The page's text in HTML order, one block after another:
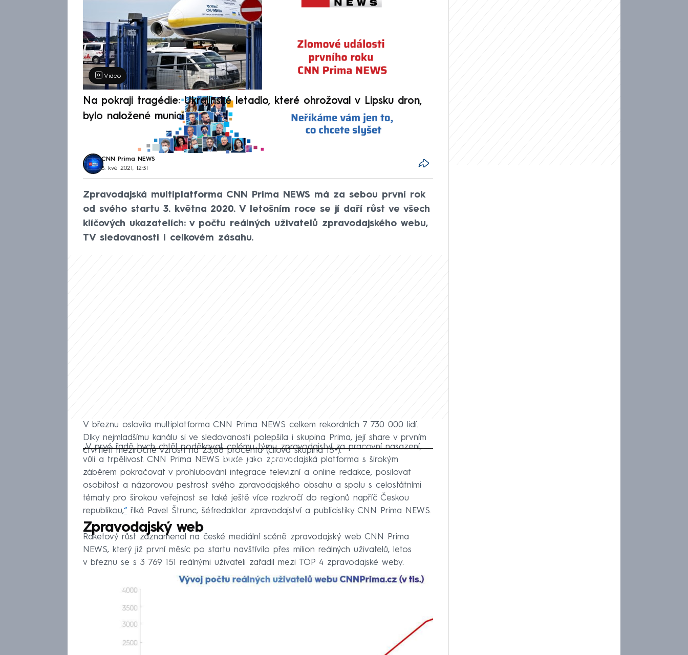
Video
Na pokraji tragédie: Ukrajinské letadlo, které ohrožoval v Lipsku dron,
bylo naložené municí
CNN Prima NEWS
3. kvě 2021, 12:31
Zpravodajská multiplatforma CNN Prima NEWS má za sebou první rok
od svého startu 3. května 2020. V letošním roce se jí daří růst ve všech
klíčových ukazatelích: v počtu reálných uživatelů zpravodajského webu,
TV sledovanosti i celkovém zásahu.
V březnu oslovila multiplatforma CNN Prima NEWS celkem rekordních 7 730 000 lidí.
Díky nejmladšímu kanálu si ve sledovanosti polepšila i skupina Prima, její share v prvním
čtvrtletí meziročně vzrostl na 23,68 procenta (cílová skupina 15+).
Failed to fetch
„V prvé řadě bych chtěl poděkovat celému týmu zpravodajství za pracovní nasazení,
vůli a trpělivost. CNN Prima NEWS bude jako zpravodajská platforma s širokým
záběrem pokračovat v prohlubování integrace televizní a online redakce, posilovat
osobitost a názorovou pestrost svého zpravodajského obsahu a spolu s celostátními
tématy pro širokou veřejnost se také ještě více rozkročí do regionů napříč Českou
republikou,“ říká Pavel Štrunc, šéfredaktor zpravodajství a publicistiky CNN Prima NEWS.
Zpravodajský web
Raketový růst zaznamenal na české mediální scéně zpravodajský web CNN Prima
NEWS, který již první měsíc po startu navštívilo přes milion reálných uživatelů, letos
v březnu se s 3 769 151 reálnými uživateli zařadil mezi TOP 4 zpravodajské weby.